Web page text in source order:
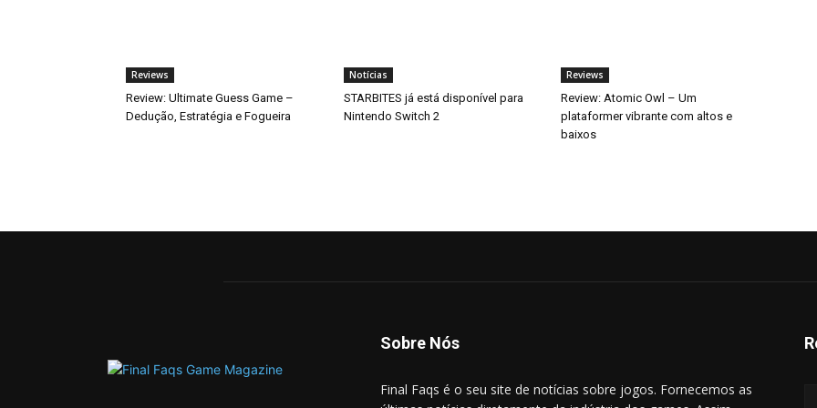
Reviews
Review: Ultimate Guess Game –
Dedução, Estratégia e Fogueira
Notícias
STARBITES já está disponível para
Nintendo Switch 2
Reviews
Review: Atomic Owl – Um
plataformer vibrante com altos e
baixos
Sobre Nós
Final Faqs é o seu site de notícias sobre jogos. Fornecemos as